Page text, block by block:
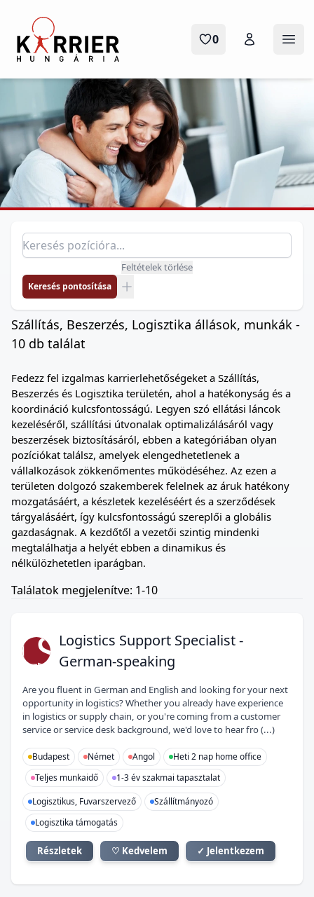
Karrier Hungária
0
Pozíció keresés
Feltételek törlése
Keresés pontosítása
Szállítás, Beszerzés, Logisztika állások, munkák -
10 db találat
Fedezz fel izgalmas karrierlehetőségeket a Szállítás,
Beszerzés és Logisztika területén, ahol a hatékonyság és a
koordináció kulcsfontosságú. Legyen szó ellátási láncok
kezeléséről, szállítási útvonalak optimalizálásáról vagy
beszerzések biztosításáról, ebben a kategóriában olyan
pozíciókat találsz, amelyek elengedhetetlenek a
vállalkozások zökkenőmentes működéséhez. Az ezen a
területen dolgozó szakemberek felelnek az áruk hatékony
mozgatásáért, a készletek kezeléséért és a szerződések
tárgyalásáért, így kulcsfontosságú szereplői a globális
gazdaságnak. A kezdőtől a vezetői szintig mindenki
megtalálhatja a helyét ebben a dinamikus és
nélkülözhetetlen iparágban.
Találatok megjelenítve: 1-10
LS Logistics Support Specialist -
German-speaking
Are you fluent in German and English and looking for your next
opportunity in logistics? Whether you already have experience
in logistics or supply chain, or you're coming from a customer
service or service desk background, we'd love to hear fro (...)
Budapest Német Angol
Heti 2 nap home office
Teljes munkaidő
1-3 év szakmai tapasztalat
Logisztikus, Fuvarszervező
Szállítmányozó
Logisztika támogatás
Részletek ♡ Kedvelem ✓ Jelentkezem